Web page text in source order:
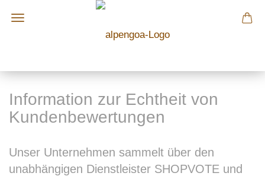
Information zur Echtheit von
Kundenbewertungen
Unser Unternehmen sammelt über den
unabhängigen Dienstleister SHOPVOTE und